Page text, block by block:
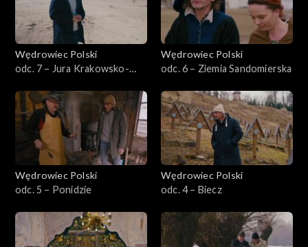
Wędrowiec Polski
odc. 7 – Jura Krakowsko-
Wędrowiec Polski
odc. 6 – Ziemia Sandomierska
Wędrowiec Polski
odc. 5 – Ponidzie
Wędrowiec Polski
odc. 4 – Biecz